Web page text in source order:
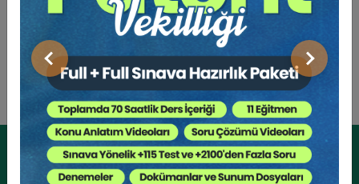
Önceki Sonraki
Sosyal Medya
Kurumsal Üyelikler İçin